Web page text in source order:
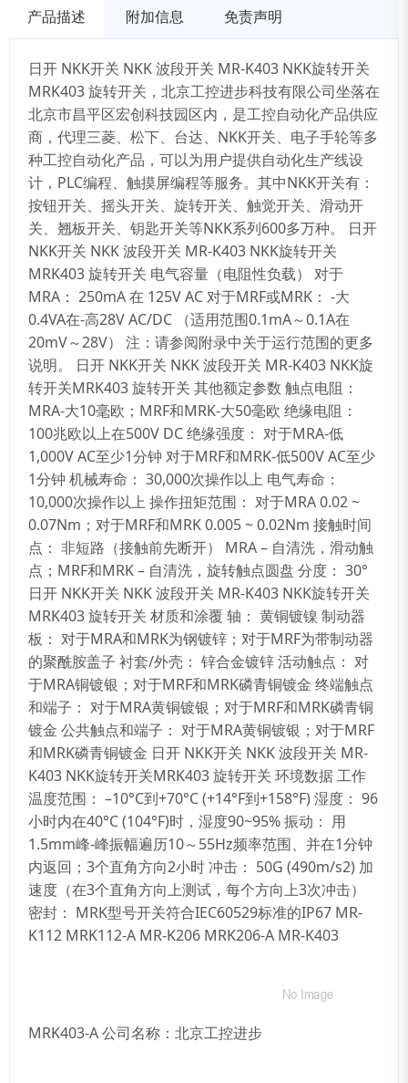
产品描述 附加信息 免责声明
日开 NKK开关 NKK 波段开关 MR-K403 NKK旋转开关
MRK403 旋转开关，北京工控进步科技有限公司坐落在
北京市昌平区宏创科技园区内，是工控自动化产品供应
商，代理三菱、松下、台达、NKK开关、电子手轮等多
种工控自动化产品，可以为用户提供自动化生产线设
计，PLC编程、触摸屏编程等服务。其中NKK开关有：
按钮开关、摇头开关、旋转开关、触觉开关、滑动开
关、翘板开关、钥匙开关等NKK系列600多万种。 日开
NKK开关 NKK 波段开关 MR-K403 NKK旋转开关
MRK403 旋转开关 电气容量（电阻性负载） 对于
MRA： 250mA 在 125V AC 对于MRF或MRK： -大
0.4VA在-高28V AC/DC （适用范围0.1mA～0.1A在
20mV～28V） 注：请参阅附录中关于运行范围的更多
说明。 日开 NKK开关 NKK 波段开关 MR-K403 NKK旋
转开关MRK403 旋转开关 其他额定参数 触点电阻：
MRA-大10毫欧；MRF和MRK-大50毫欧 绝缘电阻：
100兆欧以上在500V DC 绝缘强度： 对于MRA-低
1,000V AC至少1分钟 对于MRF和MRK-低500V AC至少
1分钟 机械寿命： 30,000次操作以上 电气寿命：
10,000次操作以上 操作扭矩范围： 对于MRA 0.02 ~
0.07Nm；对于MRF和MRK 0.005 ~ 0.02Nm 接触时间
点： 非短路（接触前先断开） MRA – 自清洗，滑动触
点；MRF和MRK – 自清洗，旋转触点圆盘 分度： 30°
日开 NKK开关 NKK 波段开关 MR-K403 NKK旋转开关
MRK403 旋转开关 材质和涂覆 轴： 黄铜镀镍 制动器
板： 对于MRA和MRK为钢镀锌；对于MRF为带制动器
的聚酰胺盖子 衬套/外壳： 锌合金镀锌 活动触点： 对
于MRA铜镀银；对于MRF和MRK磷青铜镀金 终端触点
和端子： 对于MRA黄铜镀银；对于MRF和MRK磷青铜
镀金 公共触点和端子： 对于MRA黄铜镀银；对于MRF
和MRK磷青铜镀金 日开 NKK开关 NKK 波段开关 MR-
K403 NKK旋转开关MRK403 旋转开关 环境数据 工作
温度范围： –10°C到+70°C (+14°F到+158°F) 湿度： 96
小时内在40°C (104°F)时，湿度90~95% 振动： 用
1.5mm峰-峰振幅遍历10～55Hz频率范围、并在1分钟
内返回；3个直角方向2小时 冲击： 50G (490m/s2) 加
速度（在3个直角方向上测试，每个方向上3次冲击）
密封： MRK型号开关符合IEC60529标准的IP67 MR-
K112 MRK112-A MR-K206 MRK206-A MR-K403
MRK403-A 公司名称：北京工控进步